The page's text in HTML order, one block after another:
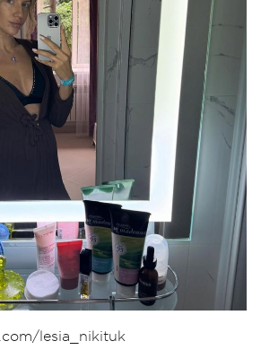
lesia_nikituk